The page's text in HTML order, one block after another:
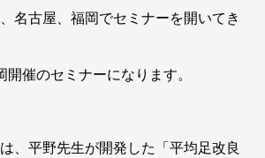
名古屋、福岡でセミナーを開いてき
催のセミナーになります。
、平野先生が開発した「平均足改良